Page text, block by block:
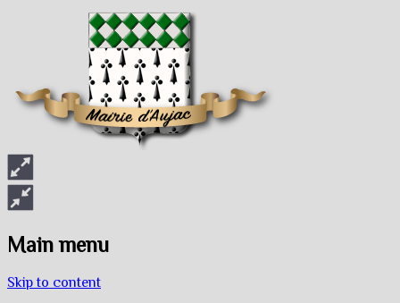
Main menu
Skip to content